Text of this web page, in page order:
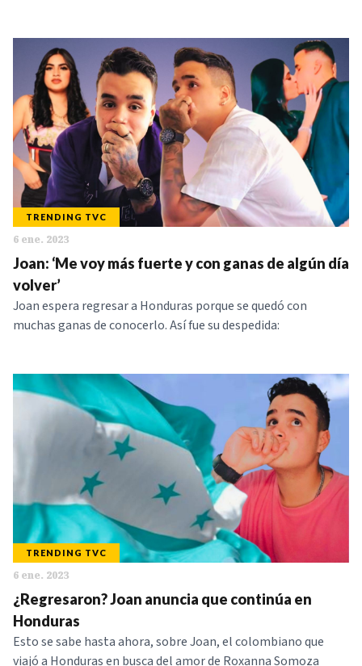
TRENDING TVC
6 ene. 2023
Joan: ‘Me voy más fuerte y con ganas de algún día
volver’
Joan espera regresar a Honduras porque se quedó con
muchas ganas de conocerlo. Así fue su despedida:
TRENDING TVC
6 ene. 2023
¿Regresaron? Joan anuncia que continúa en
Honduras
Esto se sabe hasta ahora, sobre Joan, el colombiano que
viajó a Honduras en busca del amor de Roxanna Somoza